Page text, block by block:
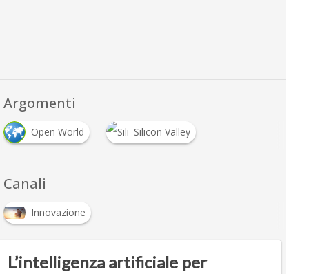
Argomenti
Open World Silicon Valley
Canali
Innovazione
L’intelligenza artificiale per